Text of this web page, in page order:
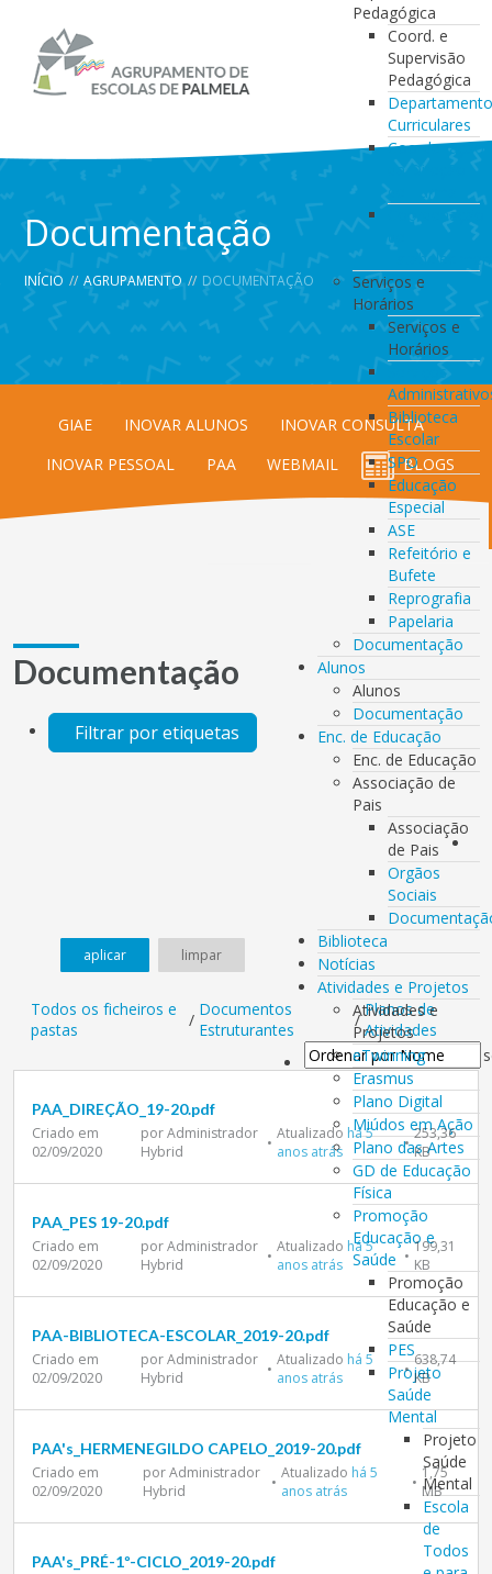
Pedagógica
Coord. e
Supervisão
Pedagógica
Curriculares
Coordenação
da Direção
de Turma
Coordenação
de
Serviços e
Horários
Serviços e
Horários
Serviços
Biblioteca
Escolar
SPO
Educação
Especial
ASE
Refeitório e
Bufete
Reprografia
Papelaria
Documentação
Alunos
Alunos
Documentação
Enc. de Educação
Enc. de Educação
Associação de
Pais
Associação
de Pais
Orgãos
Sociais
Biblioteca
Notícias
Atividades e Projetos
Atividades e
Projetos
eTwinning
Erasmus
Plano Digital
Miúdos em Ação
Plano das Artes
GD de Educação
Física
Promoção
Educação e
Saúde
Promoção
Educação e
Saúde
PES
Projeto
Saúde
Mental
Projeto
Saúde
Mental
Escola
de
Todos
Documentação
INÍCIO // AGRUPAMENTO // DOCUMENTAÇÃO
GIAE INOVAR ALUNOS
INOVAR CONSULTA
INOVAR PESSOAL
PAA WEBMAIL BLOGS
Documentação
Filtrar por etiquetas
aplicar limpar
Todos os ficheiros e
pastas
/ Documentos
Estruturantes
/ Planos de
Atividades
PAA_DIREÇÃO_19-20.pdf
Criado em
02/09/2020
por Administrador
Hybrid
• Atualizado há 5
anos atrás
• 253,36
KB
PAA_PES 19-20.pdf
Criado em
02/09/2020
por Administrador
Hybrid
• Atualizado há 5
anos atrás
• 199,31
KB
PAA-BIBLIOTECA-ESCOLAR_2019-20.pdf
Criado em
02/09/2020
por Administrador
Hybrid
• Atualizado há 5
anos atrás
• 638,74
KB
PAA's_HERMENEGILDO CAPELO_2019-20.pdf
Criado em
02/09/2020
por Administrador
Hybrid
• Atualizado há 5
anos atrás
• 1,75
MB
PAA's_PRÉ-1º-CICLO_2019-20.pdf